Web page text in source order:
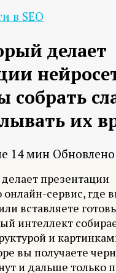
в SEO
делает
собрать
их
14 мин Обновлено
презентации
онлайн-сервис, где
вставляете
интеллект
и
вы получаете
и дальше только